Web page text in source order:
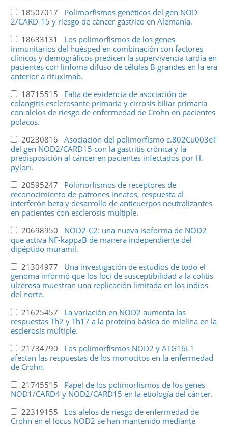
18507017 Polimorfismos genéticos del gen NOD-
2/CARD-15 y riesgo de cáncer gástrico en Alemania.
18633131 Los polimorfismos de los genes
inmunitarios del huésped en combinación con factores
clínicos y demográficos predicen la supervivencia tardía en
pacientes con linfoma difuso de células B grandes en la era
anterior a rituximab.
18715515 Falta de evidencia de asociación de
colangitis esclerosante primaria y cirrosis biliar primaria
con alelos de riesgo de enfermedad de Crohn en pacientes
polacos.
20230816 Asociación del polimorfismo c.802Cu003eT
del gen NOD2/CARD15 con la gastritis crónica y la
predisposición al cáncer en pacientes infectados por H.
pylori.
20595247 Polimorfismos de receptores de
reconocimiento de patrones innatos, respuesta al
interferón beta y desarrollo de anticuerpos neutralizantes
en pacientes con esclerosis múltiple.
20698950 NOD2-C2: una nueva isoforma de NOD2
que activa NF-kappaB de manera independiente del
dipéptido muramil.
21304977 Una investigación de estudios de todo el
genoma informó que los loci de susceptibilidad a la colitis
ulcerosa muestran una replicación limitada en los indios
del norte.
21625457 La variación en NOD2 aumenta las
respuestas Th2 y Th17 a la proteína básica de mielina en la
esclerosis múltiple.
21734790 Los polimorfismos NOD2 y ATG16L1
afectan las respuestas de los monocitos en la enfermedad
de Crohn.
21745515 Papel de los polimorfismos de los genes
NOD1/CARD4 y NOD2/CARD15 en la etiología del cáncer.
22319155 Los alelos de riesgo de enfermedad de
Crohn en el locus NOD2 se han mantenido mediante